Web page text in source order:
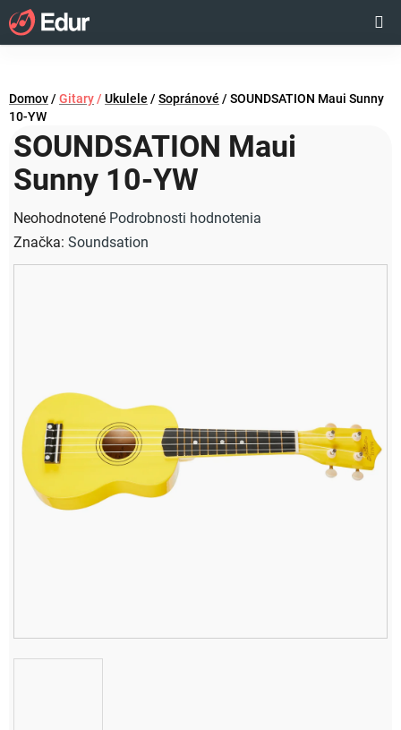
Prejsť
na
obsah
KOŠÍK
Domov/ Gitary / Ukulele / Sopránové / SOUNDSATION Maui Sunny
10-YW
SOUNDSATION Maui
Sunny 10-YW
Priemerné
hodnotenie
produktu
Neohodnotené Podrobnosti hodnotenia
Značka: Soundsation